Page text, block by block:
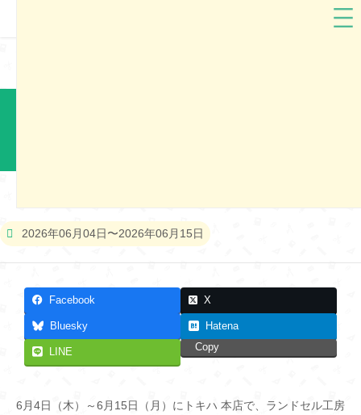
2026年06月04日〜2026年06月15日
Facebook X
Bluesky Hatena
LINE Copy
6月4日（木）～6月15日（月）にトキハ 本店で、ランドセル工房